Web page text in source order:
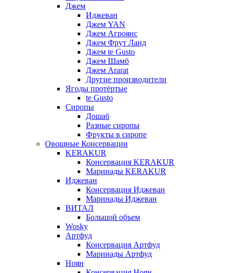
Джем
Иджеван
Джем YAN
Джем Агроянс
Джем Фрут Ланд
Джем te Gusto
Джем Шамб
Джем Ararat
Другие производители
Ягоды протёртые
te Gusto
Сиропы
Дошаб
Разные сиропы
Фрукты в сиропе
Овощные Консервации
KERAKUR
Консервация KERAKUR
Маринады KERAKUR
Иджеван
Консервация Иджеван
Маринады Иджеван
ВИТАЛ
Большой объем
Wosky
Артфуд
Консервация Артфуд
Маринады Артфуд
Ноян